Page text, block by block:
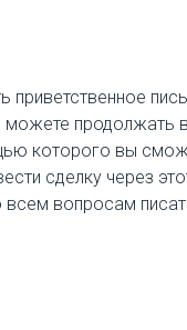
приветственное
продолжать
которого вы
сделку через
всем вопросам